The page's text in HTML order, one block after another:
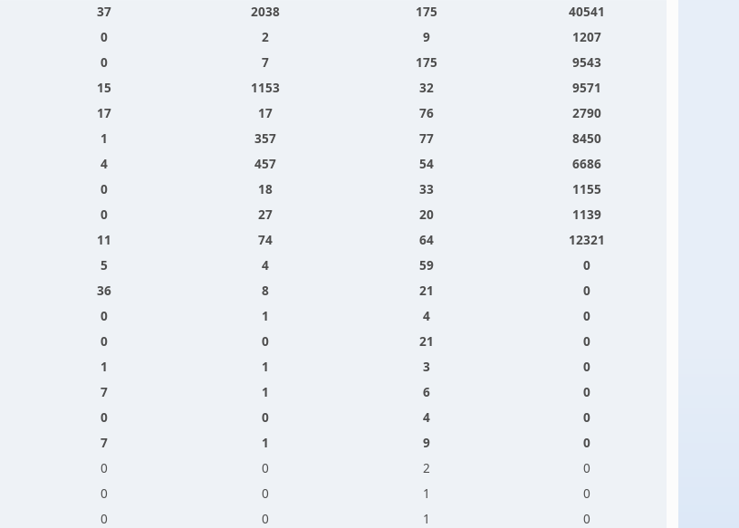
37 2038 175
40541
0 2 9
1207
0 7 175
9543
15 1153 32
9571
17 17 76
2790
1 357 77
8450
4 457 54
6686
0 18 33
1155
0 27 20
1139
11 74 64
12321
5 4 59
0
36 8 21
0
0 1 4
0
0 0 21
0
1 1 3
0
7 1 6
0
0 0 4
0
7 1 9
0
0 0 2
0
0 0 1
0
0 0 1
0